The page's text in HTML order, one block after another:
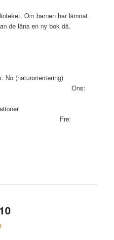
Om barnen har lämnat
de låna en ny bok då.
bokstav
och ombyte